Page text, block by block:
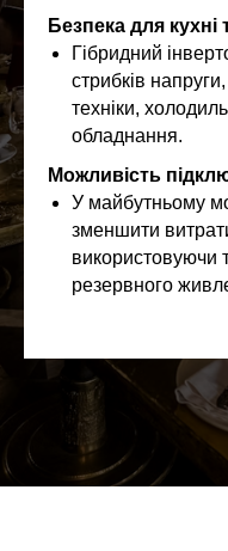
Безпека для кухні
Гібридний
стрибків
техніки,
обладнання.
Можливість
У майбутньому
зменшити
використовуючи
резервного